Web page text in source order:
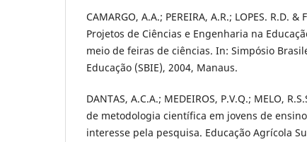
CAMARGO, A.A.; PEREIRA, A.R.; LOPES. R.D. &
Projetos de Ciências e Engenharia na
meio de feiras de ciências. In: Simpósio
Educação (SBIE), 2004, Manaus.
DANTAS, A.C.A.; MEDEIROS, P.V.Q.; MELO,
de metodologia científica em jovens de
interesse pela pesquisa. Educação Agrícola